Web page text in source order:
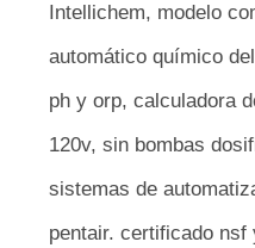
Intellichem, modelo
automático químico
ph y orp, calculadora
120v, sin bombas
sistemas de
pentair. certificado nsf